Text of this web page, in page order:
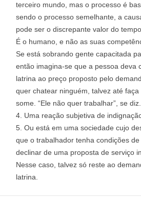
terceiro mundo, mas o processo é
sendo o processo semelhante, a
pode ser o discrepante valor do
É o humano, e não as suas
Se está sobrando gente capacitada
então imagina-se que a pessoa deva
latrina ao preço proposto pelo
quer chatear ninguém, talvez até
some. “Ele não quer trabalhar”, se
Uma reação subjetiva de
Ou está em uma sociedade cujo
que o trabalhador tenha condições
declinar de uma proposta de serviço
Nesse caso, talvez só reste ao
latrina.